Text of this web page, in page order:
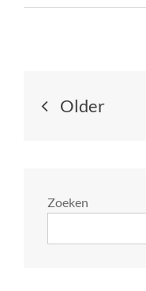
JE
Older
Zoeken